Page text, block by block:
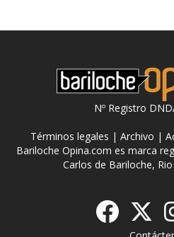
Nº Registro
Términos legales | Archivo |
Bariloche Opina.com es marca
Carlos de Bariloche,